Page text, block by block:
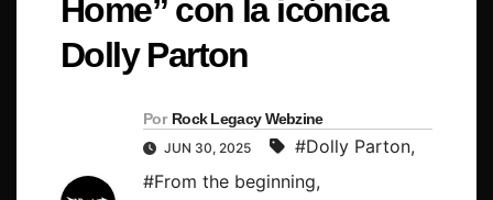
Home” con la icónica
Dolly Parton
Por Rock Legacy Webzine
JUN 30, 2025 #Dolly Parton,
#From the beginning,